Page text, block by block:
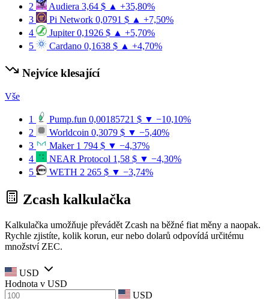
2
Audiera 3,64 $ ▲ +35,80%
3
Pi Network 0,0791 $ ▲ +7,50%
4
Jupiter 0,1926 $ ▲ +5,70%
5
Cardano 0,1638 $ ▲ +4,70%
Nejvíce klesající
Vše
1 Pump.fun 0,00185721 $ ▼ −10,10%
2
Worldcoin 0,3079 $ ▼ −5,40%
3
Maker 1 794 $ ▼ −4,37%
4
NEAR Protocol 1,58 $ ▼ −4,30%
5
WETH 2 265 $ ▼ −3,74%
Zcash kalkulačka
Kalkulačka umožňuje převádět Zcash na běžné fiat měny a naopak.
Rychle zjistíte, kolik korun, eur nebo dolarů odpovídá určitému
množství ZEC.
USD
Hodnota v USD
USD